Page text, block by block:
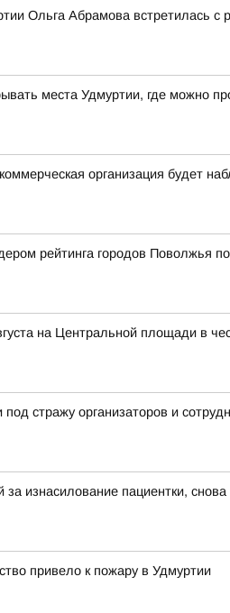
Ольга Абрамова встретилась
места Удмуртии, где можно
организация будет
рейтинга городов Поволжья по
на Центральной площади в
стражу организаторов и
изнасилование пациентки,
привело к пожару в Удмуртии